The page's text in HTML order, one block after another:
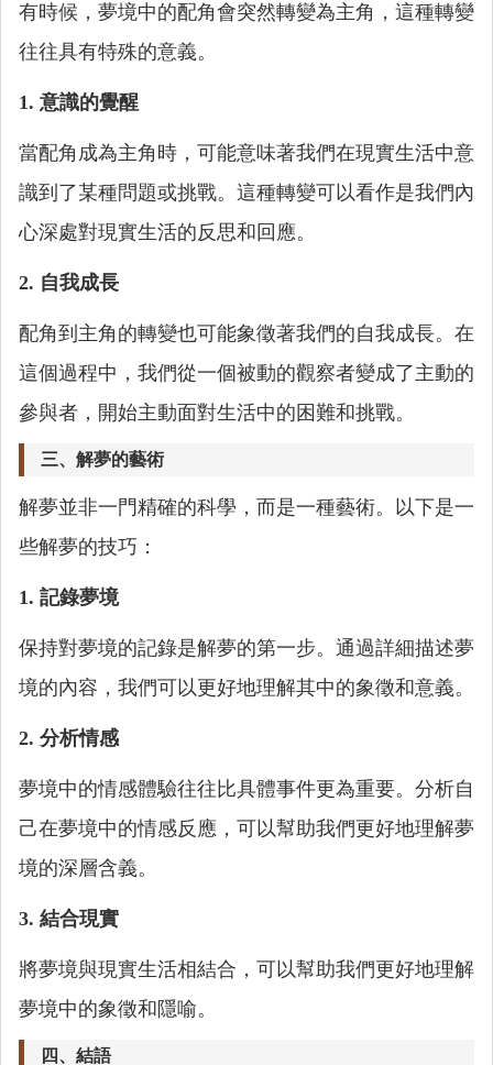
有時候，夢境中的配角會突然轉變為主角，這種轉變
往往具有特殊的意義。
1. 意識的覺醒
當配角成為主角時，可能意味著我們在現實生活中意
識到了某種問題或挑戰。這種轉變可以看作是我們內
心深處對現實生活的反思和回應。
2. 自我成長
配角到主角的轉變也可能象徵著我們的自我成長。在
這個過程中，我們從一個被動的觀察者變成了主動的
參與者，開始主動面對生活中的困難和挑戰。
三、解夢的藝術
解夢並非一門精確的科學，而是一種藝術。以下是一
些解夢的技巧：
1. 記錄夢境
保持對夢境的記錄是解夢的第一步。通過詳細描述夢
境的內容，我們可以更好地理解其中的象徵和意義。
2. 分析情感
夢境中的情感體驗往往比具體事件更為重要。分析自
己在夢境中的情感反應，可以幫助我們更好地理解夢
境的深層含義。
3. 結合現實
將夢境與現實生活相結合，可以幫助我們更好地理解
夢境中的象徵和隱喻。
四、結語